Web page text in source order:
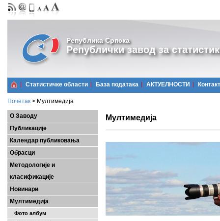
Република Српска
Републички завод за
Статистичке области Базa података АКТУЕЛНОСТИ Контакт
Почетак > Мултимедија
О Заводу
Публикације
Календар публиковања
Обрасци
Методологије и
класификације
Новинари
Мултимедија
Фото албум
Мултимедија